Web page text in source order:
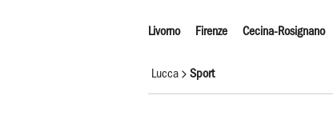
Livorno Firenze Cecina-Rosignano
Lucca Sport